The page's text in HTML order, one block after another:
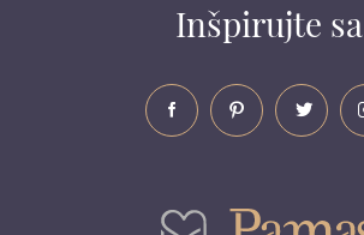
Inšpirujte sa